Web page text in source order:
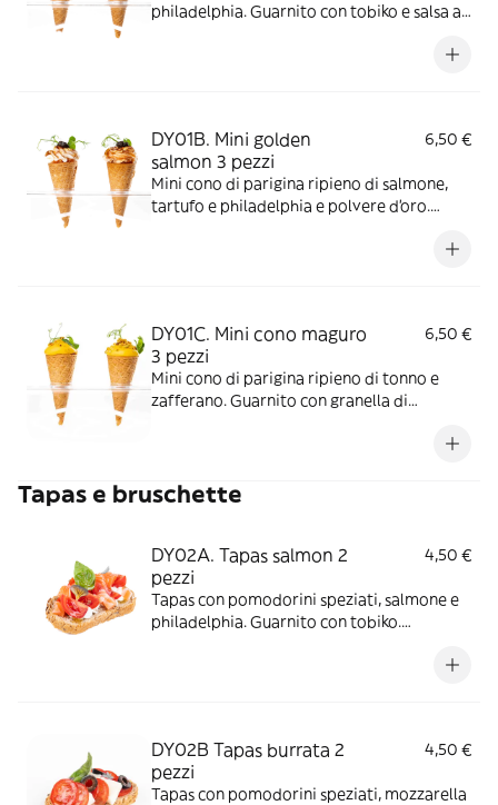
philadelphia. Guarnito con tobiko e salsa al
Glutine/Pesce/Latte/Tobiko/Soia/Senape
DY01B. Mini golden
salmon 3 pezzi
6,50 €
Mini cono di parigina ripieno di salmone,
tartufo e philadelphia e polvere d'oro.
Glutine/Pesce/Latte/uova/Soia/Senape
DY01C. Mini cono maguro
3 pezzi
6,50 €
Mini cono di parigina ripieno di tonno e
zafferano. Guarnito con granella di
Tapas e bruschette
DY02A. Tapas salmon 2
pezzi
4,50 €
Tapas con pomodorini speziati, salmone e
philadelphia. Guarnito con tobiko.
DY02B Tapas burrata 2
pezzi
4,50 €
Tapas con pomodorini speziati, mozzarella